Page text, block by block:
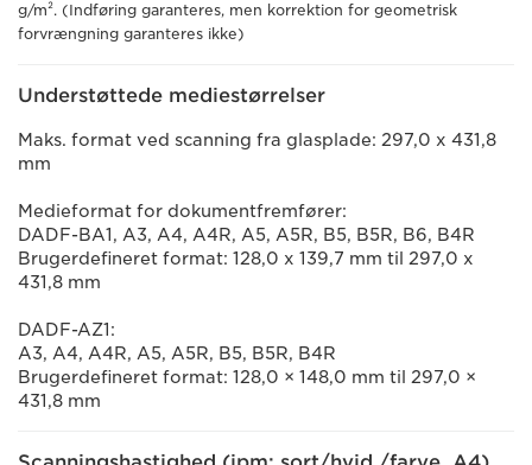
g/m². (Indføring garanteres, men korrektion for geometrisk
forvrængning garanteres ikke)
Understøttede mediestørrelser
Maks. format ved scanning fra glasplade: 297,0 x 431,8
mm
Medieformat for dokumentfremfører:
DADF-BA1, A3, A4, A4R, A5, A5R, B5, B5R, B6, B4R
Brugerdefineret format: 128,0 x 139,7 mm til 297,0 x
431,8 mm
DADF-AZ1:
A3, A4, A4R, A5, A5R, B5, B5R, B4R
Brugerdefineret format: 128,0 × 148,0 mm til 297,0 ×
431,8 mm